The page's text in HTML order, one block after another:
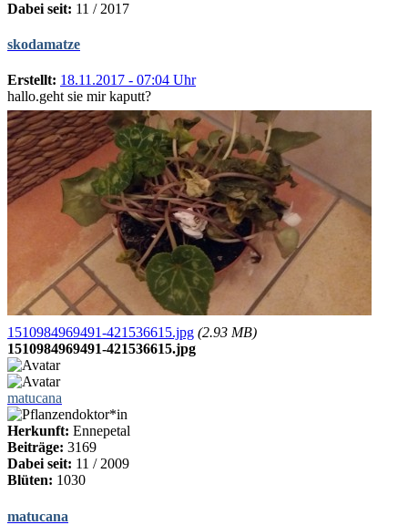
Dabei seit: 11 / 2017
skodamatze
Erstellt: 18.11.2017 - 07:04 Uhr
hallo.geht sie mir kaputt?
1510984969491-421536615.jpg (2.93 MB)
1510984969491-421536615.jpg
matucana
Herkunft: Ennepetal
Beiträge: 3169
Dabei seit: 11 / 2009
Blüten: 1030
matucana